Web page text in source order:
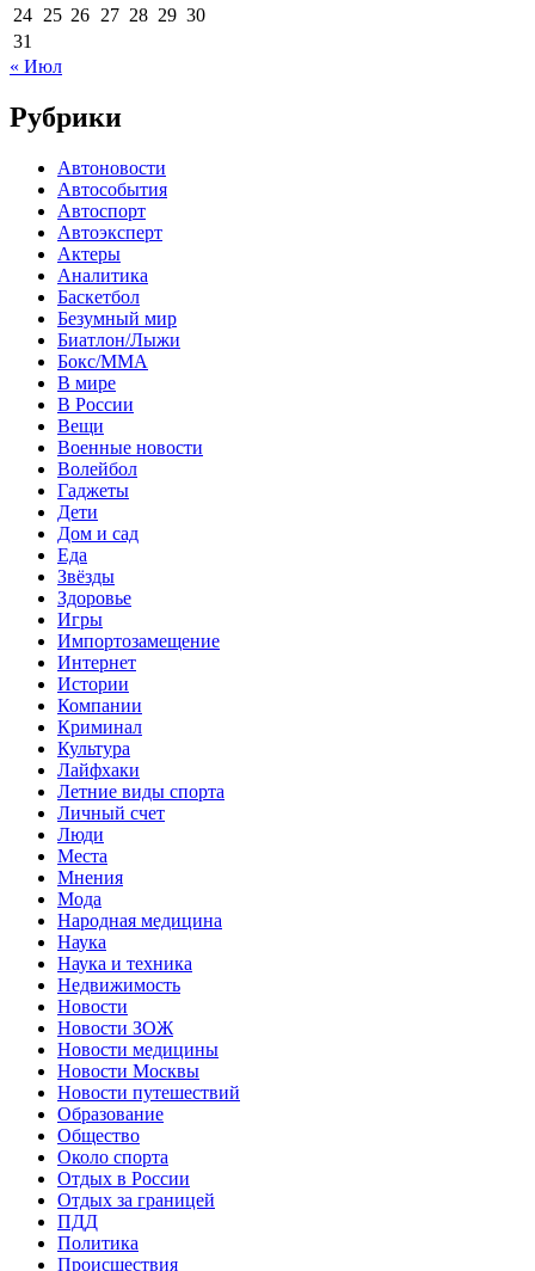
24 25 26 27 28 29 30
31
« Июл
Рубрики
Автоновости
Автособытия
Автоспорт
Автоэксперт
Актеры
Аналитика
Баскетбол
Безумный мир
Биатлон/Лыжи
Бокс/MMA
В мире
В России
Вещи
Военные новости
Волейбол
Гаджеты
Дети
Дом и сад
Еда
Звёзды
Здоровье
Игры
Импортозамещение
Интернет
Истории
Компании
Криминал
Культура
Лайфхаки
Летние виды спорта
Личный счет
Люди
Места
Мнения
Мода
Народная медицина
Наука
Наука и техника
Недвижимость
Новости
Новости ЗОЖ
Новости медицины
Новости Москвы
Новости путешествий
Образование
Общество
Около спорта
Отдых в России
Отдых за границей
ПДД
Политика
Происшествия